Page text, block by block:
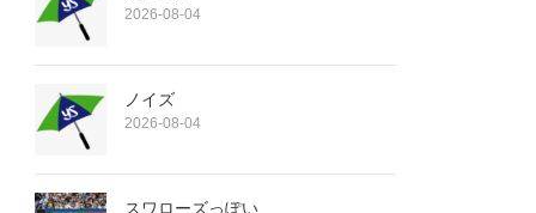
2026-08-04
ノイズ
2026-08-04
スワローズっぽい